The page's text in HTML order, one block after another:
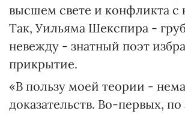
высшем свете и конфликта с
Так, Уильяма Шекспира -
невежду - знатный поэт
прикрытие.
«В пользу моей теории -
доказательств. Во-первых,